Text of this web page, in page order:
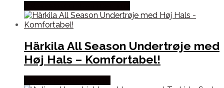
Härkila All Season Undertrøje med
Høj Hals – Komfortabel!